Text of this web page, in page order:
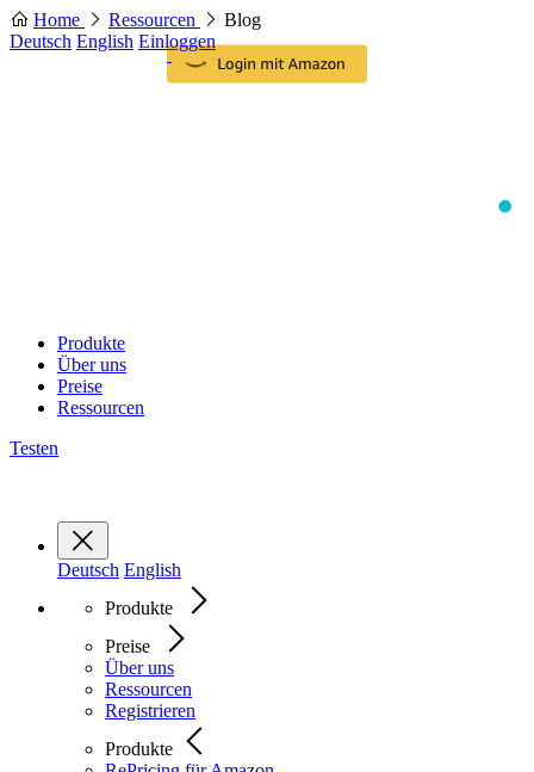
Home Ressourcen
Blog
Deutsch English Einloggen
Produkte
Über uns
Preise
Ressourcen
Testen
Deutsch English
Produkte
Preise
Über uns
Ressourcen
Registrieren
Produkte